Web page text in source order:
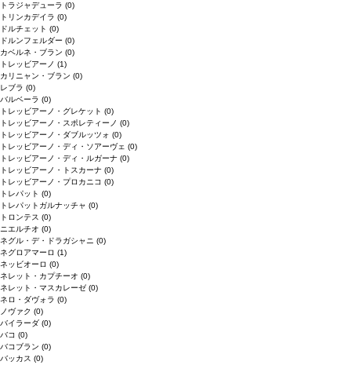
トラジャデューラ (0)
トリンカデイラ (0)
ドルチェット (0)
ドルンフェルダー (0)
カベルネ・ブラン (0)
トレッビアーノ (1)
カリニャン・ブラン (0)
レブラ (0)
バルベーラ (0)
トレッビアーノ・グレケット (0)
トレッビアーノ・スポレティーノ (0)
トレッビアーノ・ダブルッツォ (0)
トレッビアーノ・ディ・ソアーヴェ (0)
トレッビアーノ・ディ・ルガーナ (0)
トレッビアーノ・トスカーナ (0)
トレッビアーノ・プロカニコ (0)
トレパット (0)
トレパットガルナッチャ (0)
トロンテス (0)
ニエルチオ (0)
ネグル・デ・ドラガシャニ (0)
ネグロアマーロ (1)
ネッビオーロ (0)
ネレット・カプチーオ (0)
ネレット・マスカレーゼ (0)
ネロ・ダヴォラ (0)
ノヴァク (0)
バイラーダ (0)
バコ (0)
バコブラン (0)
バッカス (0)